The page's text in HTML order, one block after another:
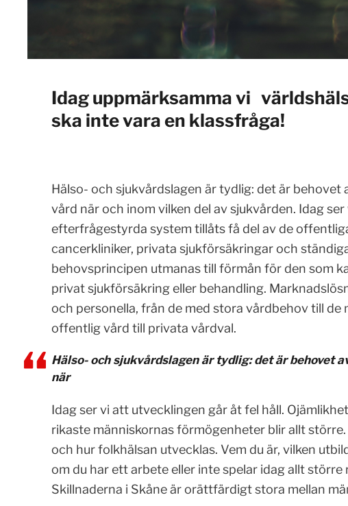
Idag uppmärksamma vi
ska inte vara en klassfråga!
Hälso- och sjukvårdslagen är tydlig: det är behovet
vård när och inom vilken del av sjukvården. Idag
efterfrågestyrda system tillåts få del av de
cancerkliniker, privata sjukförsäkringar och
behovsprincipen utmanas till förmån för den som
privat sjukförsäkring eller behandling.
och personella, från de med stora vårdbehov till de
offentlig vård till privata vårdval.
Hälso- och sjukvårdslagen är tydlig: det är behovet
när
Idag ser vi att utvecklingen går åt fel håll.
rikaste människornas förmögenheter blir allt
och hur folkhälsan utvecklas. Vem du är, vilken
om du har ett arbete eller inte spelar idag allt
Skillnaderna i Skåne är orättfärdigt stora mellan